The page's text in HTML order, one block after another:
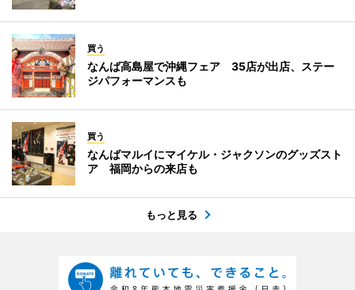
買う
なんば高島屋で沖縄フェア 35店が出店、ステー
ジパフォーマンスも
買う
なんばマルイにマイケル・ジャクソンのグッズスト
ア 福岡からの来店も
もっと見る